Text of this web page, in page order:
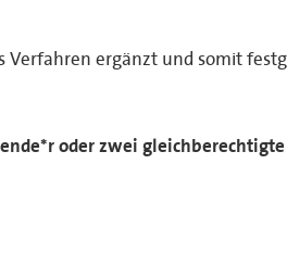
Verfahren ergänzt und somit
oder zwei